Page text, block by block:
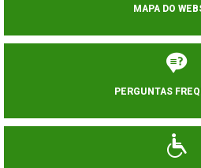
MAPA DO
PERGUNTAS